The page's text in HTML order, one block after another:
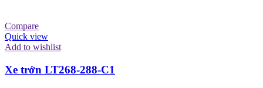
Compare
Quick view
Add to wishlist
Xe trớn LT268-288-C1